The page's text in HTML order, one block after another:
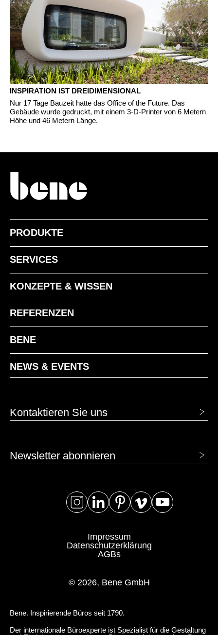
INSPIRATION IST DREIDIMENSIONAL
Nur 17 Tage Bauzeit hatte das Office of the Future. Das
Gebäude wurde gedruckt, mit einem 3-D-Printer von 6 Metern
Höhe und 46 Metern Länge.
PRODUKTE
SERVICES
KONZEPTE & WISSEN
REFERENZEN
BENE
NEWS & EVENTS
Kontaktieren Sie uns
Newsletter abonnieren
© 2026, Bene GmbH
Impressum
Datenschutzerklärung
AGBs
Bene. Inspirierende Büros seit 1790.
Der internationale Büroexperte ist Spezialist für die Gestaltung